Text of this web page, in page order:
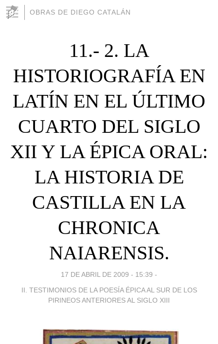
OBRAS DE DIEGO CATALÁN
11.- 2. LA
HISTORIOGRAFÍA EN
LATÍN EN EL ÚLTIMO
CUARTO DEL SIGLO
XII Y LA ÉPICA ORAL:
LA HISTORIA DE
CASTILLA EN LA
CHRONICA
NAIARENSIS.
17 DE ABRIL DE 2009 - 15:39 -
II. TESTIMONIOS DE LA POESÍA ÉPICA AL SUR DE LOS
PIRINEOS ANTERIORES AL SIGLO XIII